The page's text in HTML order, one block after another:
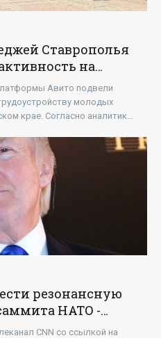
Ставрополья
на
Авито подвели
молодых
крае. Согласно аналитике,
резонансную
НАТО -
CNN со ссылкой на